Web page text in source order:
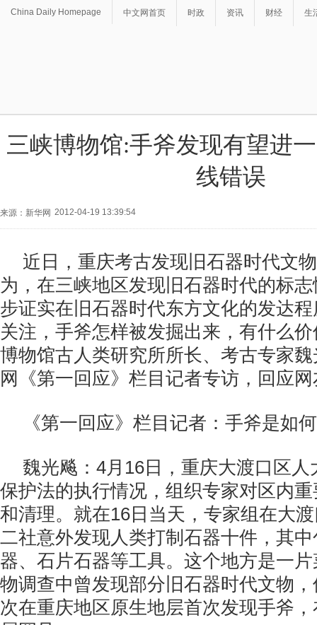
China Daily Homepage 中文网首页 时政 资讯 财经 生
三峡博物馆:手斧发现有望进
线错误
来源：新华网 2012-04-19 13:39:54
近日，重庆考古发现旧石器时代文
为，在三峡地区发现旧石器时代的标
步证实在旧石器时代东方文化的发达
关注，手斧怎样被发掘出来，有什么
博物馆古人类研究所所长、考古专家
网《第一回应》栏目记者专访，回应
《第一回应》栏目记者：手斧是如
魏光飚：4月16日，重庆大渡口区
保护法的执行情况，组织专家对区内
和清理。就在16日当天，专家组在大
二社意外发现人类打制石器十件，其
器、石片石器等工具。这个地方是一
物调查中曾发现部分旧石器时代文物
次在重庆地区原生地层首次发现手斧